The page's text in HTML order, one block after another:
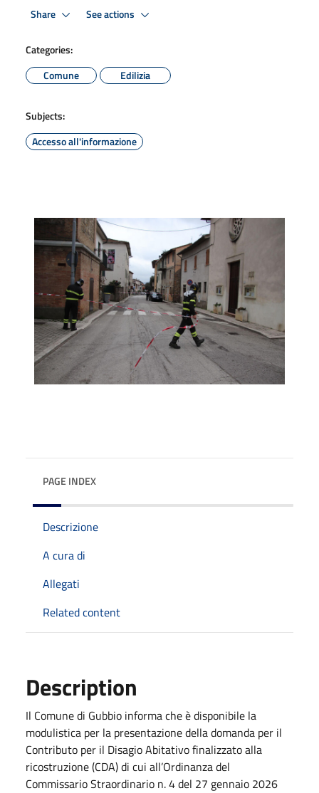
Share See actions
Categories:
Comune
Edilizia
Subjects:
Accesso all'informazione
PAGE INDEX
Descrizione
A cura di
Allegati
Related content
Description
Il Comune di Gubbio informa che è disponibile la
modulistica per la presentazione della domanda per il
Contributo per il Disagio Abitativo finalizzato alla
ricostruzione (CDA) di cui all’Ordinanza del
Commissario Straordinario n. 4 del 27 gennaio 2026